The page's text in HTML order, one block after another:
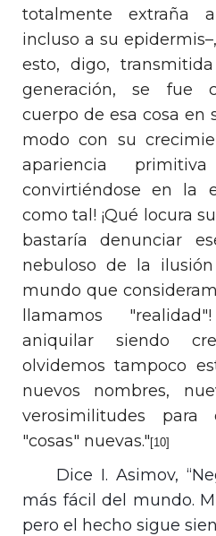
totalmente extraña
incluso a su
esto, digo,
generación, se fue
cuerpo de esa cosa en
modo con su
apariencia
convirtiéndose en la
como tal! ¡Qué locura
bastaría denunciar
nebuloso de la
mundo que
llamamos
aniquilar siendo
olvidemos tampoco
nuevos nombres,
verosimilitudes
"cosas" nuevas." [10]
Dice I. Asimov,
más fácil del mundo.
pero el hecho sigue